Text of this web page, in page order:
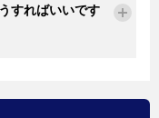
すればいいです